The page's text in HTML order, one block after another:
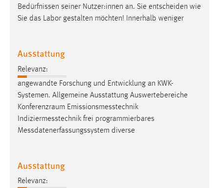
Bedürfnissen seiner Nutzer:innen an. Sie entscheiden wie
Sie das Labor gestalten möchten! Innerhalb weniger
Ausstattung
Relevanz:
angewandte Forschung und Entwicklung an KWK-
Systemen. Allgemeine Ausstattung Auswertebereiche
Konferenzraum Emissionsmesstechnik
Indiziermesstechnik frei programmierbares
Messdatenerfassungssystem diverse
Ausstattung
Relevanz: